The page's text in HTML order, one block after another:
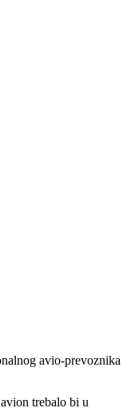
avio-prevoznika
trebalo bi u